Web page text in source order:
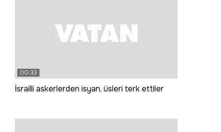
00:33
İsrailli askerlerden isyan, üsleri terk ettiler